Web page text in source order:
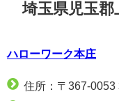
埼玉県児玉郡
ハローワーク本庄
住所：〒367-0053